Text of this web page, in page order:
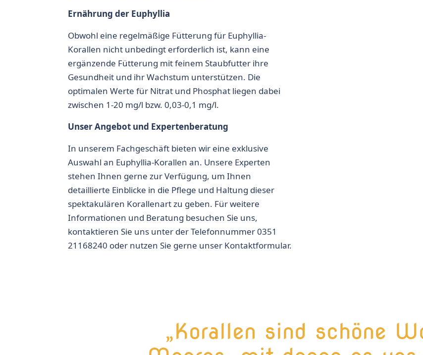
Ernährung der Euphyllia
Obwohl eine regelmäßige Fütterung für Euphyllia-
Korallen nicht unbedingt erforderlich ist, kann eine
ergänzende Fütterung mit feinem Staubfutter ihre
Gesundheit und ihr Wachstum unterstützen. Die
optimalen Werte für Nitrat und Phosphat liegen dabei
zwischen 1-20 mg/l bzw. 0,03-0,1 mg/l.
Unser Angebot und Expertenberatung
In unserem Fachgeschäft bieten wir eine exklusive
Auswahl an Euphyllia-Korallen an. Unsere Experten
stehen Ihnen gerne zur Verfügung, um Ihnen
detaillierte Einblicke in die Pflege und Haltung dieser
spektakulären Korallenart zu geben. Für weitere
Informationen und Beratung besuchen Sie uns,
kontaktieren Sie uns unter der Telefonnummer 0351
21168240 oder nutzen Sie gerne unser Kontaktformular.
„Korallen sind schöne